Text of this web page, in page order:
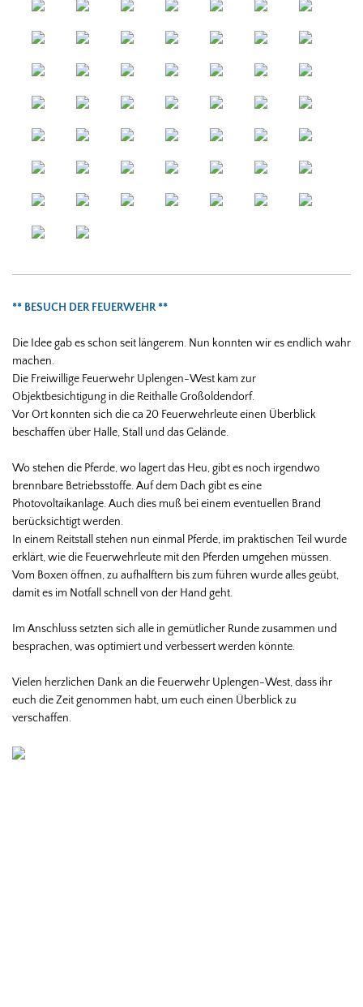
** BESUCH DER FEUERWEHR **
Die Idee gab es schon seit längerem. Nun konnten wir es endlich wahr
machen.
Die Freiwillige Feuerwehr Uplengen-West kam zur
Objektbesichtigung in die Reithalle Großoldendorf.
Vor Ort konnten sich die ca 20 Feuerwehrleute einen Überblick
beschaffen über Halle, Stall und das Gelände.
Wo stehen die Pferde, wo lagert das Heu, gibt es noch irgendwo
brennbare Betriebsstoffe. Auf dem Dach gibt es eine
Photovoltaikanlage. Auch dies muß bei einem eventuellen Brand
berücksichtigt werden.
In einem Reitstall stehen nun einmal Pferde, im praktischen Teil wurde
erklärt, wie die Feuerwehrleute mit den Pferden umgehen müssen.
Vom Boxen öffnen, zu aufhalftern bis zum führen wurde alles geübt,
damit es im Notfall schnell von der Hand geht.
Im Anschluss setzten sich alle in gemütlicher Runde zusammen und
besprachen, was optimiert und verbessert werden könnte.
Vielen herzlichen Dank an die Feuerwehr Uplengen-West, dass ihr
euch die Zeit genommen habt, um euch einen Überblick zu
verschaffen.